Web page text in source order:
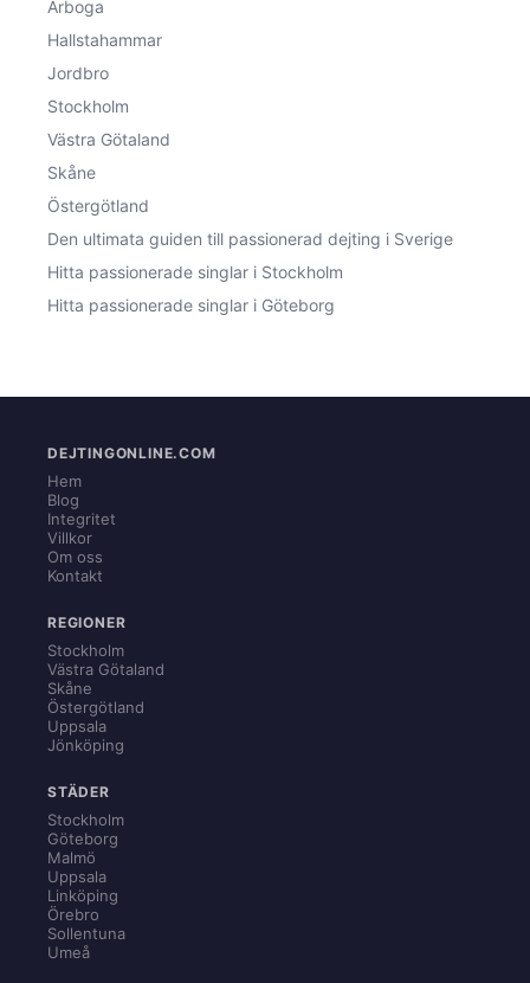
Arboga
Hallstahammar
Jordbro
Stockholm
Västra Götaland
Skåne
Östergötland
Den ultimata guiden till passionerad dejting i Sverige
Hitta passionerade singlar i Stockholm
Hitta passionerade singlar i Göteborg
DEJTINGONLINE.COM
Hem
Blog
Integritet
Villkor
Om oss
Kontakt
REGIONER
Stockholm
Västra Götaland
Skåne
Östergötland
Uppsala
Jönköping
STÄDER
Stockholm
Göteborg
Malmö
Uppsala
Linköping
Örebro
Sollentuna
Umeå